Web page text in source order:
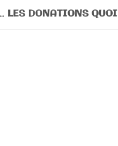
LES DONATIONS QUOI